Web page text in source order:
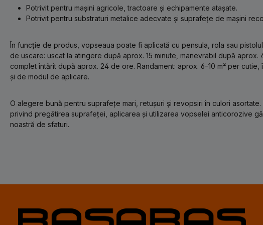
Potrivit pentru mașini agricole, tractoare și echipamente atașate.
Potrivit pentru substraturi metalice adecvate și suprafețe de mașini
În funcție de produs, vopseaua poate fi aplicată cu pensula, rola sau
de uscare: uscat la atingere după aprox. 15 minute, manevrabil după aprox.
complet întărit după aprox. 24 de ore. Randament: aprox. 6–10 m² per
și de modul de aplicare.
O alegere bună pentru suprafețe mari, retușuri și revopsiri în culori
privind pregătirea suprafeței, aplicarea și utilizarea vopselei anticorozive
noastră de sfaturi.